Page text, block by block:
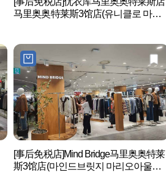
马里奥奥特莱斯3馆店(유니클로 마리
[事后免税店]Mind Bridge马里奥奥特莱
斯3馆店(마인드브릿지 마리오아울렛 3